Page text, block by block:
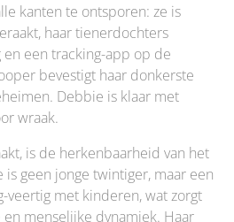
kanten te ontsporen: ze is
haar tienerdochters
een tracking-app op de
bevestigt haar donkerste
Debbie is klaar met
wraak.
is de herkenbaarheid van het
geen jonge twintiger, maar een
veertig met kinderen, wat zorgt
menselijke dynamiek. Haar